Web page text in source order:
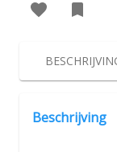
Beschrijving